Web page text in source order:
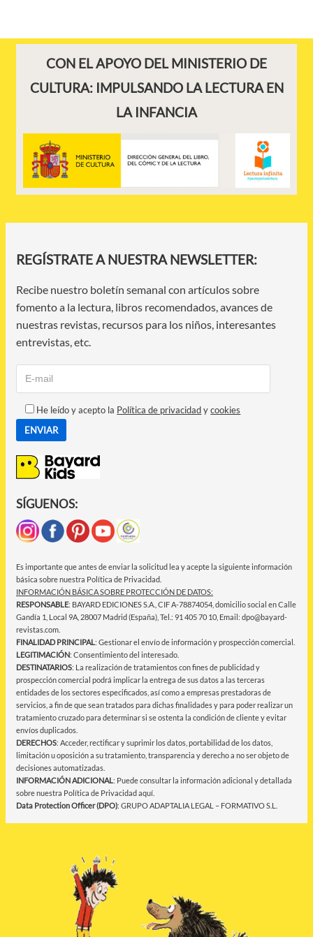
CON EL APOYO DEL MINISTERIO DE
CULTURA: IMPULSANDO LA LECTURA EN
LA INFANCIA
REGÍSTRATE A NUESTRA NEWSLETTER:
Recibe nuestro boletín semanal con artículos sobre
fomento a la lectura, libros recomendados, avances de
nuestras revistas, recursos para los niños, interesantes
entrevistas, etc.
He leído y acepto la Política de privacidadycookies
SÍGUENOS:
Es importante que antes de enviar la solicitud lea y acepte la siguiente información
básica sobre nuestra Política de Privacidad.
INFORMACIÓN BÁSICA SOBRE PROTECCIÓN DE DATOS:
RESPONSABLE: BAYARD EDICIONES S.A., CIF A-78874054, domicilio social en Calle
Gandía 1, Local 9A, 28007 Madrid (España), Tel.: 91 405 70 10, Email: dpo@bayard-
revistas.com.
FINALIDAD PRINCIPAL : Gestionar el envío de información y prospección comercial.
LEGITIMACIÓN: Consentimiento del interesado.
DESTINATARIOS: La realización de tratamientos con fines de publicidad y
prospección comercial podrá implicar la entrega de sus datos a las terceras
entidades de los sectores especificados, así como a empresas prestadoras de
servicios, a fin de que sean tratados para dichas finalidades y para poder realizar un
tratamiento cruzado para determinar si se ostenta la condición de cliente y evitar
envíos duplicados.
DERECHOS: Acceder, rectificar y suprimir los datos, portabilidad de los datos,
limitación u oposición a su tratamiento, transparencia y derecho a no ser objeto de
decisiones automatizadas.
INFORMACIÓN ADICIONAL : Puede consultar la información adicional y detallada
sobre nuestra Política de Privacidad aquí
Data Protection Officer (DPO): GRUPO ADAPTALIA LEGAL – FORMATIVO S.L.